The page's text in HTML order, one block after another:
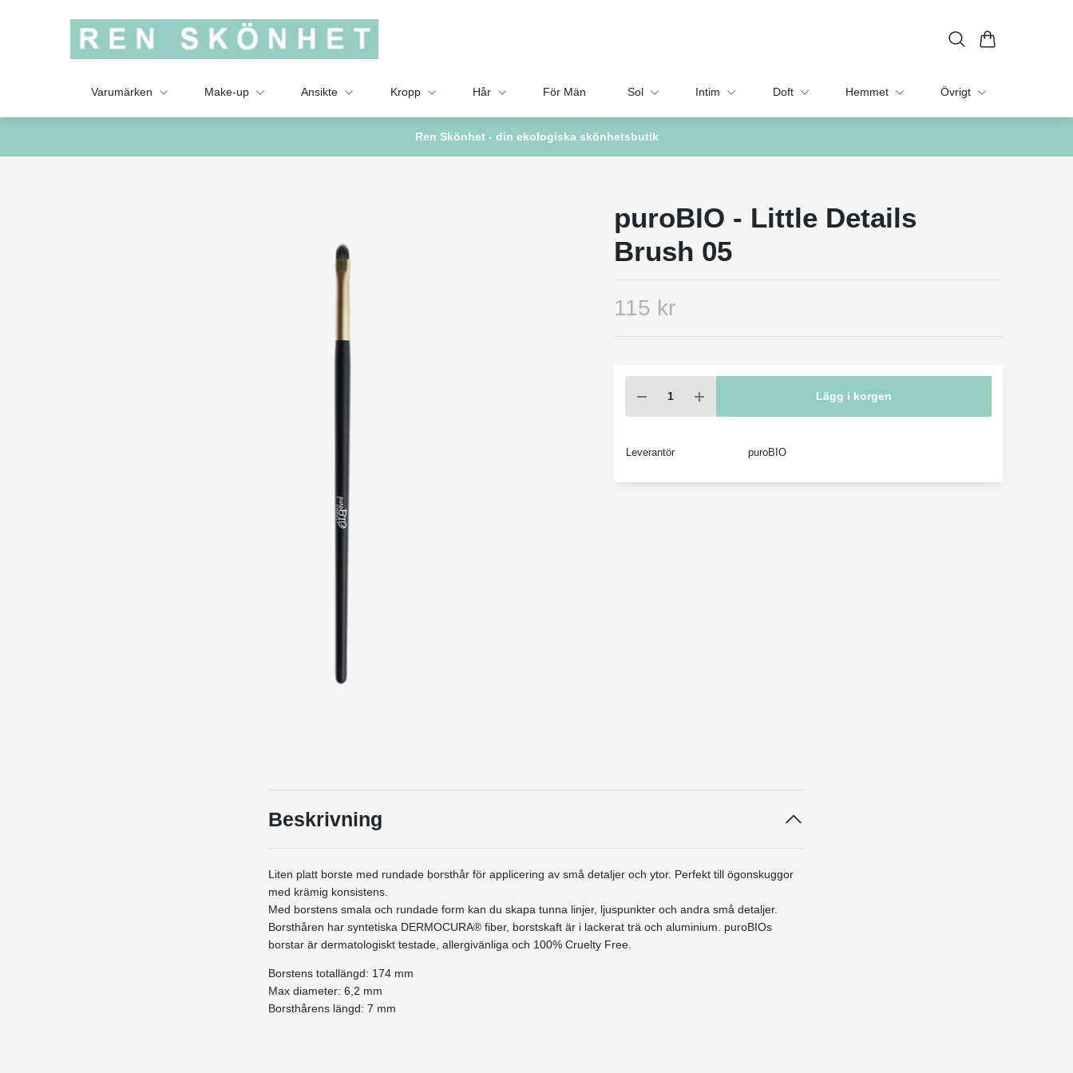
Varumärken Make-up Ansikte Kropp Hår För Män Sol Intim Doft Hemmet Övrigt
Ren Skönhet - din ekologiska skönhetsbutik
puroBIO - Little Details
Brush 05
115 kr
Lägg i korgen
Leverantör puroBIO
Beskrivning
Liten platt borste med rundade borsthår för applicering av små detaljer och ytor. Perfekt till ögonskuggor
med krämig konsistens.
Med borstens smala och rundade form kan du skapa tunna linjer, ljuspunkter och andra små detaljer.
Borsthåren har syntetiska DERMOCURA® fiber, borstskaft är i lackerat trä och aluminium. puroBIOs
borstar är dermatologiskt testade, allergivänliga och 100% Cruelty Free.
Borstens totallängd: 174 mm
Max diameter: 6,2 mm
Borsthårens längd: 7 mm